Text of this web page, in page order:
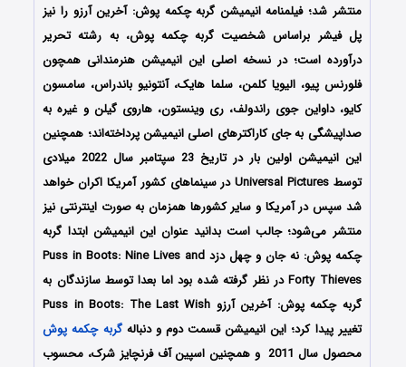
منتشر شد؛ فیلمنامه انیمیشن گربه چکمه پوش: آخرین آرزو را نیز
پل فیشر براساس شخصیت گربه چکمه پوش، به رشته تحریر
درآورده‌‌‌‌ است؛ در نسخه اصلی این انیمیشن هنرمندانی همچون
فلورنس پیو، الیویا کلمن، سلما هایک، آنتونیو باندراس، سامسون
کایو، داواین جوی راندولف، ری وینستون، هاروی گیلن و غیره به
صداپیشگی به جای کاراکترهای اصلی انیمیشن پرداخته‌اند؛ همچنین
این انیمیشن اولین بار در تاریخ 23 سپتامبر سال 2022 میلادی
توسط Universal Pictures در سینماهای کشور آمریکا اکران خواهد
شد سپس در آمریکا و سایر کشورها همزمان به صورت اینترنتی نیز
منتشر می‌شود؛ جالب است بدانید عنوان این انیمیشن ابتدا گربه
چکمه پوش: نه جان و چهل دزد Puss in Boots: Nine Lives and
Forty Thieves در نظر گرفته شده بود اما بعدا توسط سازندگان به
گربه چکمه پوش: آخرین آرزو Puss in Boots: The Last Wish
تغییر پیدا کرد؛ این انیمیشن قسمت دوم و دنبالهگربه چکمه پوش
محصول سال 2011 و همچنین اسپین آف فرنچایز شرک، محسوب